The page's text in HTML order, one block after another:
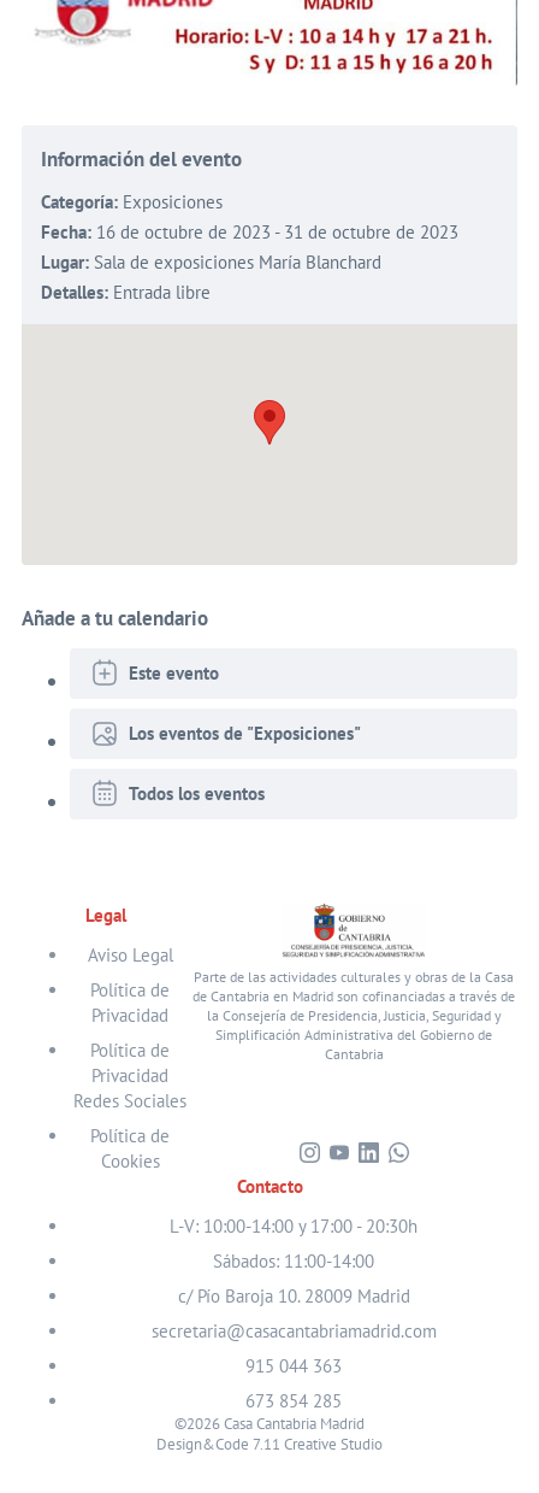
Información del evento
Categoría: Exposiciones
Fecha: 16 de octubre de 2023 - 31 de octubre de 2023
Lugar: Sala de exposiciones María Blanchard
Detalles: Entrada libre
Añade a tu calendario
Este evento
Los eventos de "Exposiciones"
Todos los eventos
Legal
Aviso Legal
Política de
Privacidad
Política de
Privacidad
Redes Sociales
Política de
Cookies
Parte de las actividades culturales y obras de la Casa
de Cantabria en Madrid son cofinanciadas a través de
la Consejería de Presidencia, Justicia, Seguridad y
Simplificación Administrativa del Gobierno de
Cantabria
Visita
perfil
en
Instagram
Visita
perfil
en
Youtube
Visita
perfil
en
Linkedin
Visita
perfil
WhatsApp
Contacto
L-V: 10:00-14:00 y 17:00 - 20:30h
Sábados: 11:00-14:00
c/ Pío Baroja 10. 28009 Madrid
secretaria@casacantabriamadrid.com
915 044 363
673 854 285
©2026 Casa Cantabria Madrid
Design&Code 7.11 Creative Studio